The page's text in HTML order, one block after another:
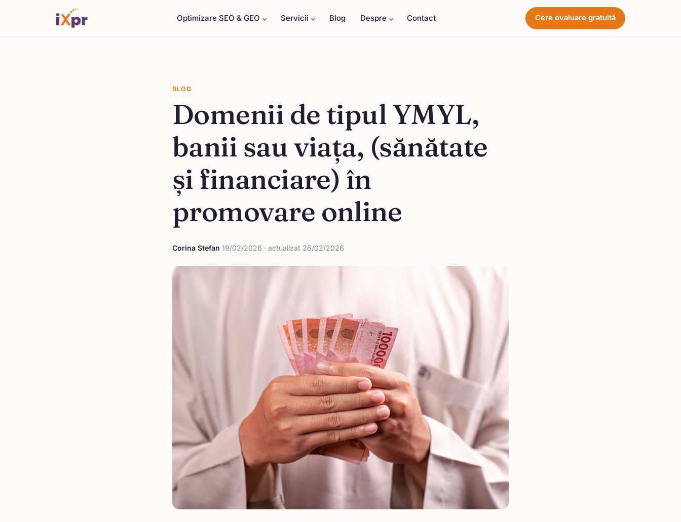
Optimizare SEO & GEO Servicii Blog Despre Contact Cere evaluare gratuită
BLOG
Domenii de tipul YMYL,
banii sau viața, (sănătate
și financiare) în
promovare online
Corina Stefan 19/02/2026 · actualizat 26/02/2026